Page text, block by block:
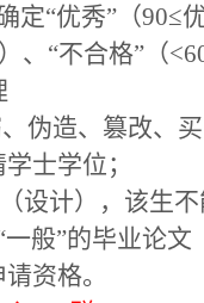
定“优秀”（90≤
、“不合格”（
伪造、篡改、
士学位；
设计），该生
一般”的毕业论
资格。